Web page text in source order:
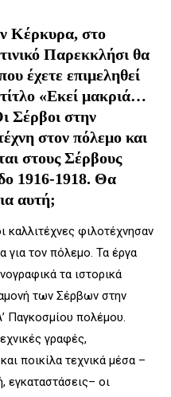
Κέρκυρα, στο
Παρεκκλήσι θα
έχετε επιμεληθεί
«Εκεί μακριά…
Σέρβοι στην
στον πόλεμο και
στους Σέρβους
1916-1918. Θα
αυτή;
καλλιτέχνες φιλοτέχνησαν
για τον πόλεμο. Τα έργα
τα ιστορικά
των Σέρβων στην
Παγκοσμίου πολέμου.
γραφές,
ποικίλα τεχνικά μέσα –
εγκαταστάσεις– οι